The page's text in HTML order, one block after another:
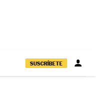
SUSCRÍBETE